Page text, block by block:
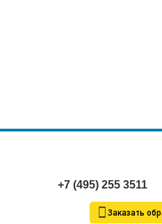
+7 (495) 255 3511
Заказать